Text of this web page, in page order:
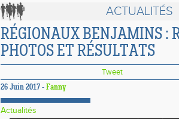
ACTUALITÉS
RÉGIONAUX BENJAMINS :
PHOTOS ET RÉSULTATS
Tweet
26 Juin 2017 - Fanny
Actualités